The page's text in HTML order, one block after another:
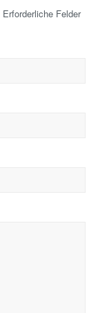
Erforderliche Felder